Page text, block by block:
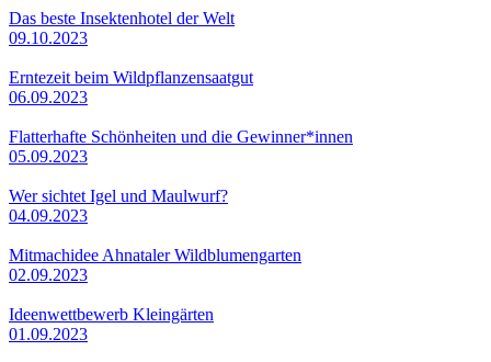
Das beste Insektenhotel der Welt
09.10.2023
Erntezeit beim Wildpflanzensaatgut
06.09.2023
Flatterhafte Schönheiten und die Gewinner*innen
05.09.2023
Wer sichtet Igel und Maulwurf?
04.09.2023
Mitmachidee Ahnataler Wildblumengarten
02.09.2023
Ideenwettbewerb Kleingärten
01.09.2023